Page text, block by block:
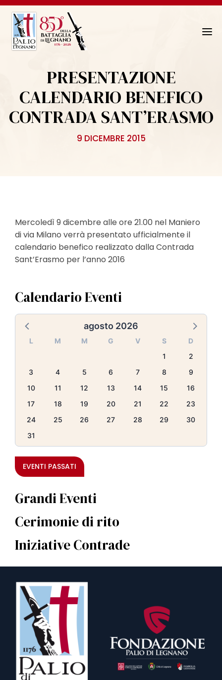
N
z
i
PRESENTAZIONE
CALENDARIO BENEFICO
CONTRADA SANT’ERASMO
9 DICEMBRE 2015
Mercoledì 9 dicembre alle ore 21.00 nel Maniero
di via Milano verrà presentato ufficialmente il
calendario benefico realizzato dalla Contrada
Sant’Erasmo per l’anno 2016
Calendario Eventi
agosto 2026
L M M G V S
D
1
2
3
4 5 6 7 8
9
10
11 12 13 14 15
16
17
18 19 20 21 22
23
24
25 26 27 28 29
30
31
EVENTI PASSATI
Grandi Eventi
Cerimonie di rito
Iniziative Contrade